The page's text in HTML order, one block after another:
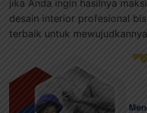
jika Anda ingin hasilnya
desain interior profesional
terbaik untuk